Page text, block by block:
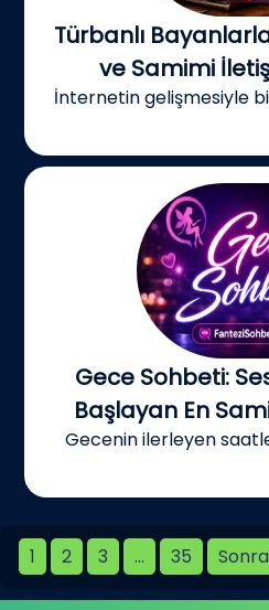
Türbanlı
ve Samimi
İnternetin gelişmesiyle
Gece Sohbeti:
Başlayan En
Gecenin ilerleyen
1 2 3 … 35